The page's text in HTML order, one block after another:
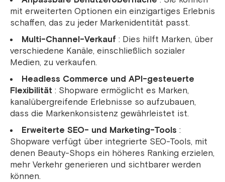
mit erweiterten Optionen ein einzigartiges Erlebnis
schaffen, das zu jeder Markenidentität passt.
Multi-Channel-Verkauf : Dies hilft Marken, über
verschiedene Kanäle, einschließlich sozialer
Medien, zu verkaufen.
Headless Commerce und API-gesteuerte
Flexibilität : Shopware ermöglicht es Marken,
kanalübergreifende Erlebnisse so aufzubauen,
dass die Markenkonsistenz gewährleistet ist.
Erweiterte SEO- und Marketing-Tools :
Shopware verfügt über integrierte SEO-Tools, mit
denen Beauty-Shops ein höheres Ranking erzielen,
mehr Verkehr generieren und sichtbarer werden
können.